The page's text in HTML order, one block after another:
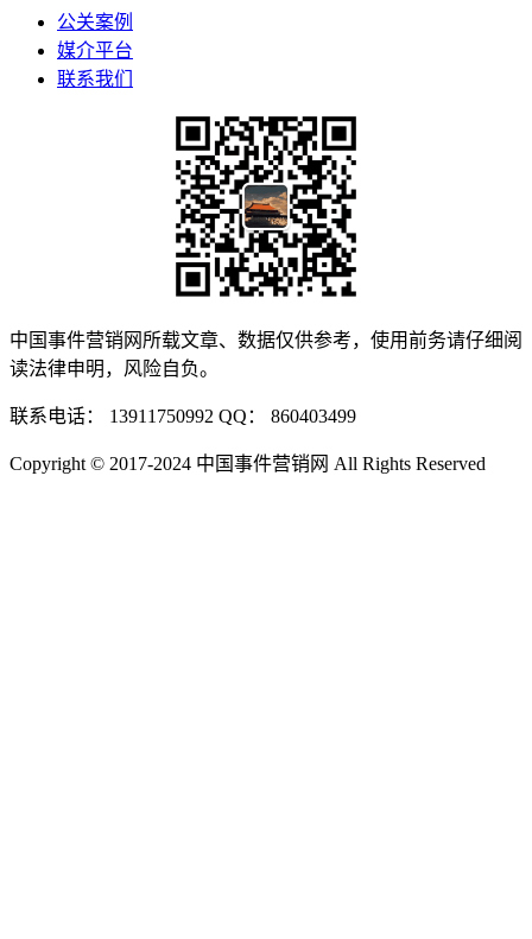
公关案例
媒介平台
联系我们
中国事件营销网所载文章、数据仅供参考，使用前务请仔细阅
读法律申明，风险自负。
联系电话： 13911750992 QQ： 860403499
Copyright © 2017-2024 中国事件营销网 All Rights Reserved